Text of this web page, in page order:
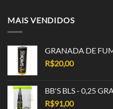
MAIS VENDIDOS
GRANADA DE
R$20,00
BB'S BLS - 0,25
R$91,00